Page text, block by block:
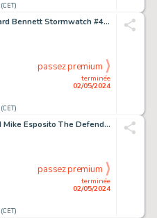
Jim Lee and Richard Bennett Stormwatch #47 Splash Page 13 Original Art (Image, 1997).
terminée
02/05/2024
passez premium
Sal Buscema and Mike Esposito The Defenders #16 Story Page 5 Original Art (Marvel, 1974).
terminée
02/05/2024
passez premium